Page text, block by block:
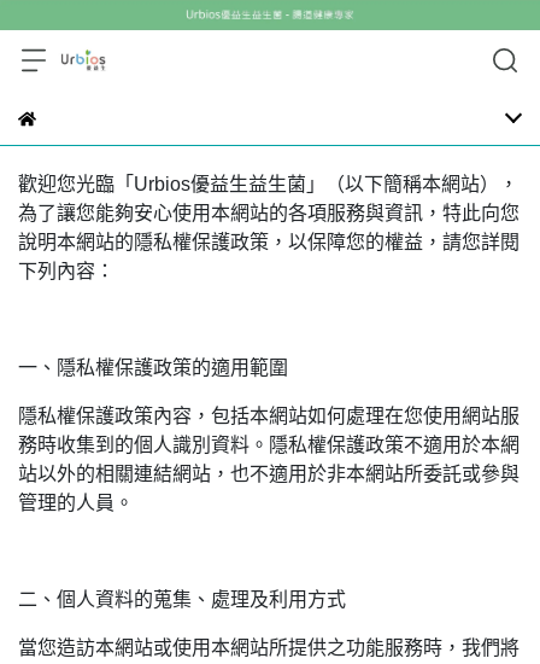
歡迎您光臨「Urbios優益生益生菌」（以下簡稱本網站），
為了讓您能夠安心使用本網站的各項服務與資訊，特此向您
說明本網站的隱私權保護政策，以保障您的權益，請您詳閱
下列內容：
一、隱私權保護政策的適用範圍
隱私權保護政策內容，包括本網站如何處理在您使用網站服
務時收集到的個人識別資料。隱私權保護政策不適用於本網
站以外的相關連結網站，也不適用於非本網站所委託或參與
管理的人員。
二、個人資料的蒐集、處理及利用方式
當您造訪本網站或使用本網站所提供之功能服務時，我們將